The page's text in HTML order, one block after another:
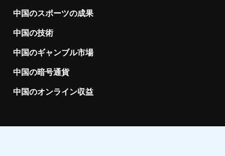
中国のスポーツの成果
中国の技術
中国のギャンブル市場
中国の暗号通貨
中国のオンライン収益